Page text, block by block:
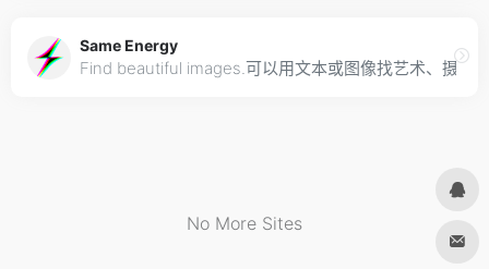
Same Energy
Find beautiful images.可以用文本或图像找艺术、摄影
No More Sites